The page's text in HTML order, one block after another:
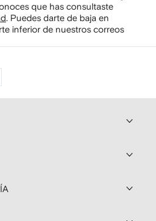
que has consultaste
Puedes darte de baja en
inferior de nuestros correos